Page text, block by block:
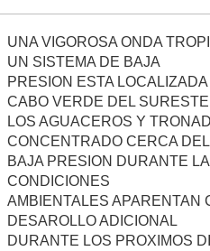
UNA VIGOROSA ONDA
UN SISTEMA DE BAJA
PRESION ESTA
CABO VERDE DEL
LOS AGUACEROS Y
CONCENTRADO CERCA
BAJA PRESION DURANTE
CONDICIONES
AMBIENTALES APARENTAN
DESAROLLO ADICIONAL
DURANTE LOS PROXIMOS